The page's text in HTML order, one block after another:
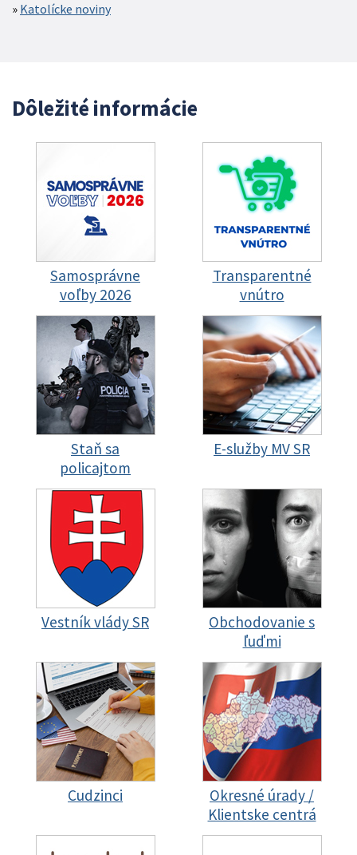
Katolícke noviny
Dôležité informácie
Samosprávne
voľby 2026
Transparentné
vnútro
Staň sa
policajtom
E-služby MV SR
Vestník vlády SR
Obchodovanie s
ľuďmi
Cudzinci
Okresné úrady /
Klientske centrá